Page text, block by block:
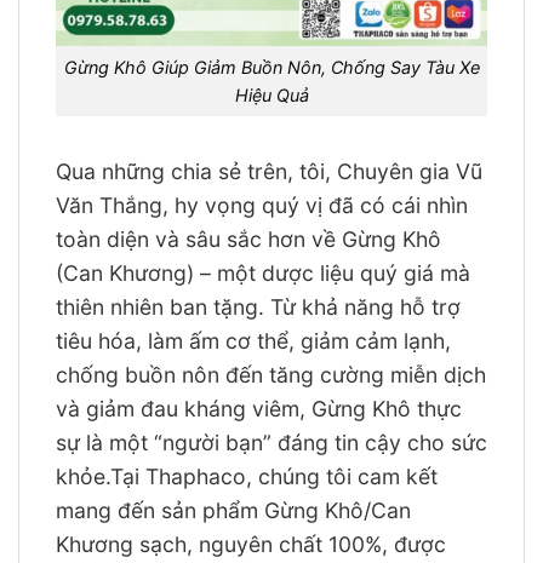
Gừng Khô Giúp Giảm Buồn Nôn, Chống Say Tàu Xe
Hiệu Quả
Qua những chia sẻ trên, tôi, Chuyên gia Vũ
Văn Thắng, hy vọng quý vị đã có cái nhìn
toàn diện và sâu sắc hơn về Gừng Khô
(Can Khương) – một dược liệu quý giá mà
thiên nhiên ban tặng. Từ khả năng hỗ trợ
tiêu hóa, làm ấm cơ thể, giảm cảm lạnh,
chống buồn nôn đến tăng cường miễn dịch
và giảm đau kháng viêm, Gừng Khô thực
sự là một “người bạn” đáng tin cậy cho sức
khỏe.Tại Thaphaco, chúng tôi cam kết
mang đến sản phẩm Gừng Khô/Can
Khương sạch, nguyên chất 100%, được